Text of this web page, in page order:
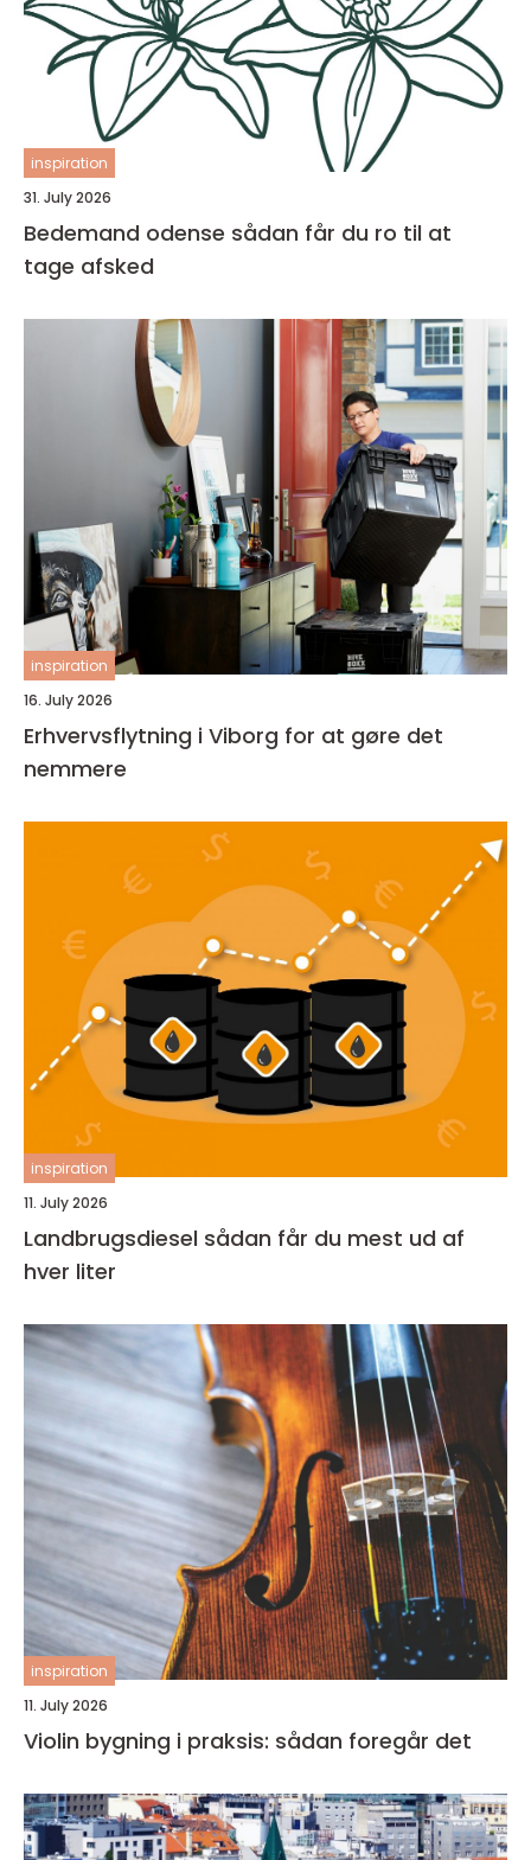
inspiration
31. July 2026
Bedemand odense sådan får du ro til at
tage afsked
inspiration
16. July 2026
Erhvervsflytning i Viborg for at gøre det
nemmere
inspiration
11. July 2026
Landbrugsdiesel sådan får du mest ud af
hver liter
inspiration
11. July 2026
Violin bygning i praksis: sådan foregår det